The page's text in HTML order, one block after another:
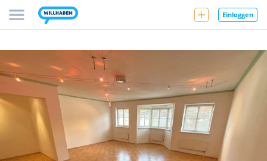
Einloggen